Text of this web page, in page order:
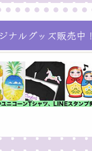
ナルグッズ販売中！